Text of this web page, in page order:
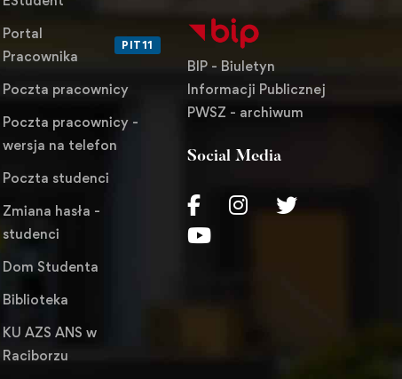
Portal
Pracownika
PIT11
Poczta pracownicy
Poczta pracownicy -
wersja na telefon
Poczta studenci
Zmiana hasła -
studenci
Dom Studenta
Biblioteka
KU AZS ANS w
Raciborzu
BIP - Biuletyn
Informacji Publicznej
PWSZ - archiwum
Social Media